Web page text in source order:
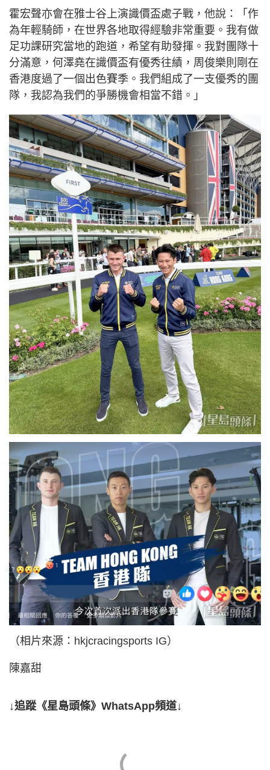
霍宏聲亦會在雅士谷上演識價盃處子戰，他說：「作
為年輕騎師，在世界各地取得經驗非常重要。我有做
足功課研究當地的跑道，希望有助發揮。我對團隊十
分滿意，何澤堯在識價盃有優秀往績，周俊樂則剛在
香港度過了一個出色賽季。我們組成了一支優秀的團
隊，我認為我們的爭勝機會相當不錯。」
（相片來源：hkjcracingsports IG）
陳嘉甜
↓追蹤《星島頭條》WhatsApp頻道↓